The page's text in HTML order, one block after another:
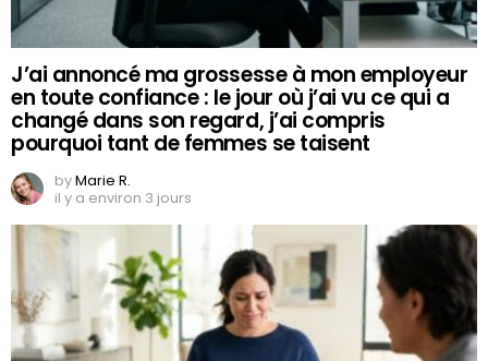
J’ai annoncé ma grossesse à mon employeur
en toute confiance : le jour où j’ai vu ce qui a
changé dans son regard, j’ai compris
pourquoi tant de femmes se taisent
byMarie R.
il y a environ 3 jours